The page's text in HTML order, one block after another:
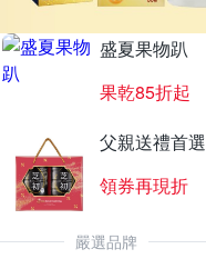
盛夏果物趴
果乾85折起
父親送禮首選
領券再現折
嚴選品牌